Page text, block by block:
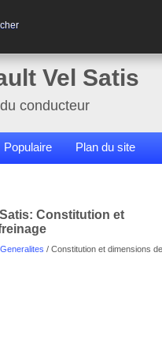
Vel Satis
conducteur
Populaire Plan du site
Constitution et
Generalites / Constitution et dimensions